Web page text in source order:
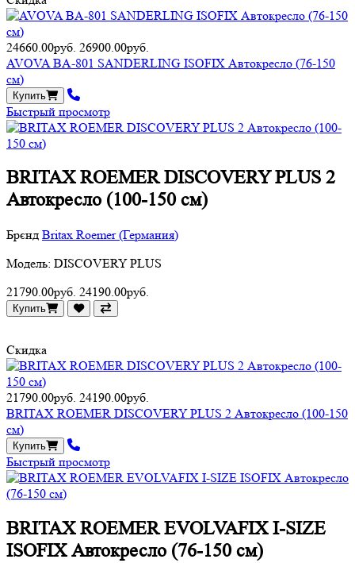
24660.00руб. 26900.00руб.
AVOVA BA-801 SANDERLING ISOFIX Автокресло (76-150
см)
Купить
Быстрый просмотр
BRITAX ROEMER DISCOVERY PLUS 2
Автокресло (100-150 см)
Брєнд Britax Roemer (Германия)
Модель: DISCOVERY PLUS
21790.00руб. 24190.00руб.
Купить
Скидка
21790.00руб. 24190.00руб.
BRITAX ROEMER DISCOVERY PLUS 2 Автокресло (100-150
см)
Купить
Быстрый просмотр
BRITAX ROEMER EVOLVAFIX I-SIZE
ISOFIX Автокресло (76-150 см)